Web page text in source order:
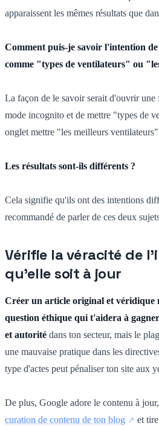
apparaissent les mêmes résultats que
Comment puis-je savoir l'intention
comme "types de ventilateurs" ou
La façon de le savoir serait d'ouvrir une
mode incognito et de mettre "types de
onglet mettre "les meilleurs ventilateurs"
Les résultats sont-ils différents ?
Cela signifie qu'ils ont des intentions
recommandé de parler de ces deux
Vérifie la véracité de
qu'elle soit à jour
Créer un article original et véridique
question éthique qui t'aidera à
et autorité dans ton secteur, mais le
une mauvaise pratique dans les
type d'actes peut pénaliser ton site aux
De plus, Google adore le contenu à
curation de contenu de ton blog
et